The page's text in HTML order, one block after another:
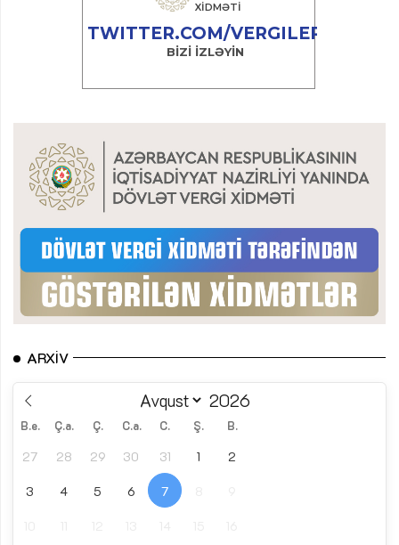
ARXIV
B.e. Ç.a. Ç. C.a. C. Ş. B.
27 28 29 30 31 1 2
3 4 5 6 7